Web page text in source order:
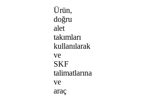
Ürün,
doğru
alet
takımları
kullanılarak
ve
SKF
talimatlarına
ve
araç